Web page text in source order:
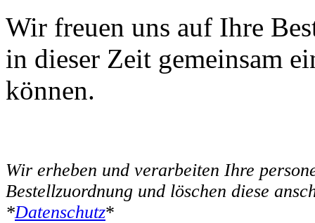
Wir freuen uns auf Ihre
in dieser Zeit gemeinsam
können.
Wir erheben und verarbeiten Ihre
Bestellzuordnung und löschen diese
*Datenschutz*